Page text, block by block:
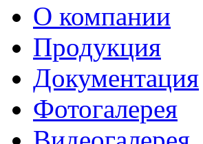
О компании
Продукция
Документация
Фотогалерея